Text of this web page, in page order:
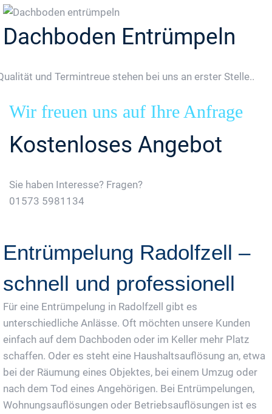
Dachboden Entrümpeln
und Termintreue stehen bei uns an erster Stelle..
Wir freuen uns auf Ihre Anfrage
Kostenloses Angebot
Sie haben Interesse? Fragen?
01573 5981134
Entrümpelung Radolfzell –
schnell und professionell
Für eine Entrümpelung in Radolfzell gibt es
unterschiedliche Anlässe. Oft möchten unsere Kunden
einfach auf dem Dachboden oder im Keller mehr Platz
schaffen. Oder es steht eine Haushaltsauflösung an, etwa
bei der Räumung eines Objektes, bei einem Umzug oder
nach dem Tod eines Angehörigen. Bei Entrümpelungen,
Wohnungsauflösungen oder Betriebsauflösungen ist es